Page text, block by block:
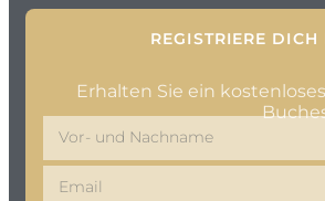
REGISTRIERE DICH
Erhalten Sie ein